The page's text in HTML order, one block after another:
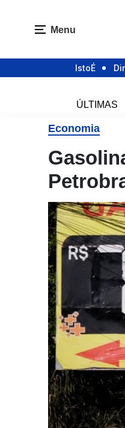
Menu
IstoÉ
ÚLTIMAS
Economia